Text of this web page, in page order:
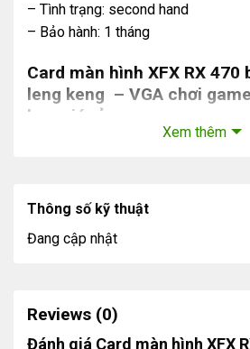
– Tình trạng: second hand
– Bảo hành: 1 tháng
Card màn hình XFX RX 470
leng keng – VGA chơi
họa giá rẻ
Xem thêm
Thông số kỹ thuật
Đang cập nhật
Reviews (0)
Đánh giá Card màn hình XFX